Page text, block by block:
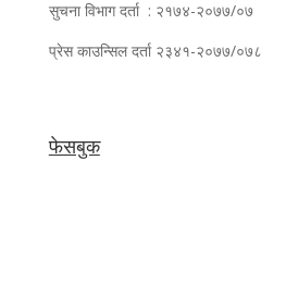
सुचना विभाग दर्ता : २१७४-२०७७/०७
प्रेस काउन्सिल दर्ता २३४१-२०७७/०७८
फेसबुक